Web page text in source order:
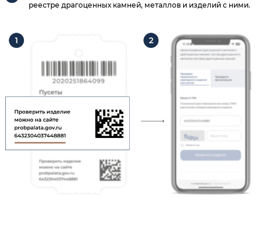
реестре драгоценных камней, металлов и изделий с ними.